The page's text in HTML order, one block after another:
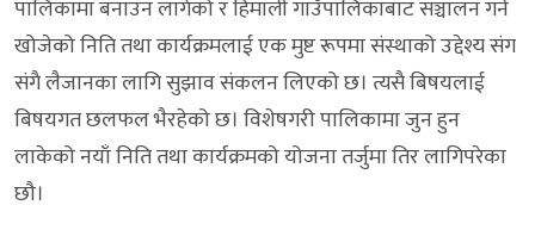
पालिकामा बनाउन लागेको र हिमाली गाउँपालिकाबाट सञ्चालन गर्न
खोजेको निति तथा कार्यक्रमलाई एक मुष्ट रूपमा संस्थाको उद्देश्य संग
संगै लैजानका लागि सुझाव संकलन लिएको छ। त्यसै बिषयलाई
बिषयगत छलफल भैरहेको छ। विशेषगरी पालिकामा जुन हुन
लाकेको नयाँ निति तथा कार्यक्रमको योजना तर्जुमा तिर लागिपरेका
छौ।